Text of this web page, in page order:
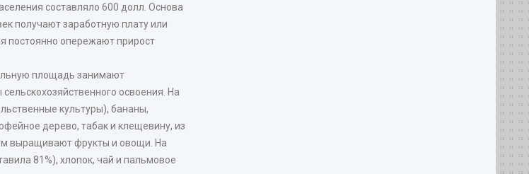
составляло 600 долл. Основа
получают заработную плату или
постоянно опережают прирост
площадь занимают
освоения. На
культуры), бананы,
дерево, табак и клещевину, из
м выращивают фрукты и овощи. На
81%), хлопок, чай и пальмовое